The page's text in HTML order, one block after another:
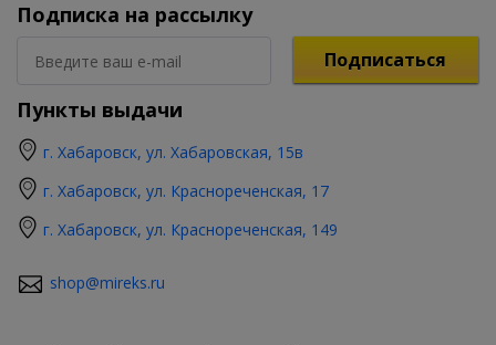
Подписка на рассылку
Подписаться
Пункты выдачи
г. Хабаровск, ул. Хабаровская, 15в
г. Хабаровск, ул. Краснореченская, 17
г. Хабаровск, ул. Краснореченская, 149
shop@mireks.ru